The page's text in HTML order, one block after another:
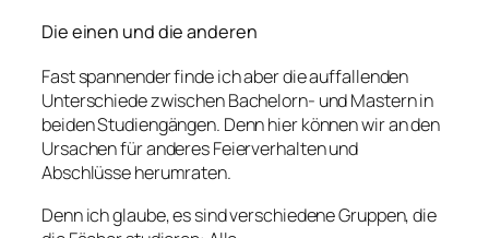
Die einen und die anderen
Fast spannender finde ich aber die auffallenden
Unterschiede zwischen Bachelorn- und Mastern in
beiden Studiengängen. Denn hier können wir an den
Ursachen für anderes Feierverhalten und
Abschlüsse herumraten.
Denn ich glaube, es sind verschiedene Gruppen, die